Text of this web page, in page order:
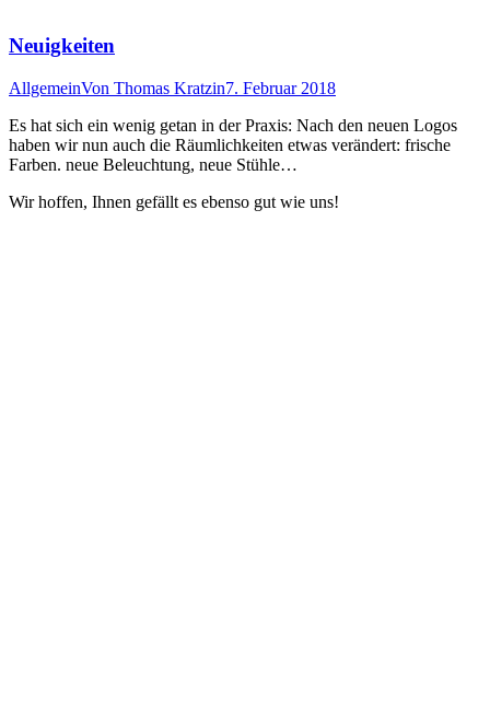
Neuigkeiten
AllgemeinVon Thomas Kratzin7. Februar 2018
Es hat sich ein wenig getan in der Praxis: Nach den neuen Logos
haben wir nun auch die Räumlichkeiten etwas verändert: frische
Farben. neue Beleuchtung, neue Stühle…
Wir hoffen, Ihnen gefällt es ebenso gut wie uns!